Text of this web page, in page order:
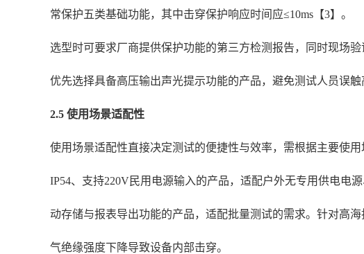
常保护五类基础功能，其中击穿保护响应时间应≤10ms【3】。
选型时可要求厂商提供保护功能的第三方检测报告，同时现场
优先选择具备高压输出声光提示功能的产品，避免测试人员误触
2.5 使用场景适配性
使用场景适配性直接决定测试的便捷性与效率，需根据主要使
IP54、支持220V民用电源输入的产品，适配户外无专用供电电
动存储与报表导出功能的产品，适配批量测试的需求。针对高
气绝缘强度下降导致设备内部击穿。